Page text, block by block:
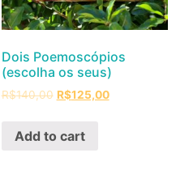
Dois Poemoscópios
(escolha os seus)
R$140,00 R$125,00
Add to cart